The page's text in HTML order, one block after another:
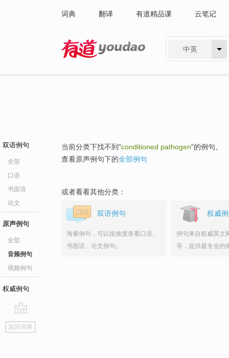
词典 翻译 有道精品课 云笔记
中英
双语例句
全部
口语
书面语
论文
原声例句
全部
音频例句
视频例句
权威例句
go
top
返回词典
当前分类下找不到"conditioned pathogen"的例句。
查看原声例句下的全部例句
或者看看其他分类：
双语例句
海量例句，可以按难度查看口语、
书面语、论文例句。
权威
例句来自权威英文
等，提供最专业的